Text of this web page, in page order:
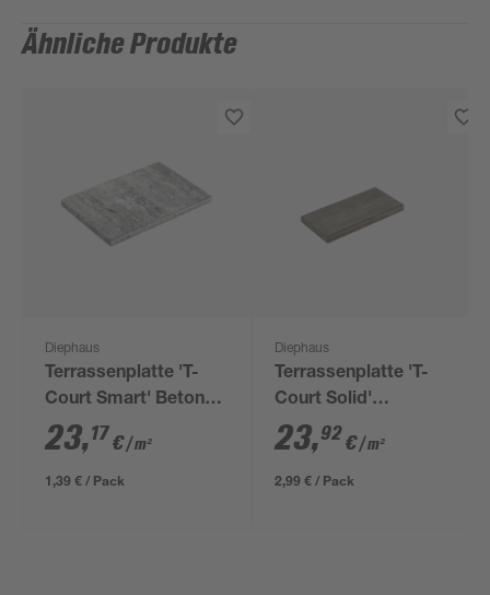
Ähnliche Produkte
Diephaus
Terrassenplatte 'T-
Court Smart' Beton
schwarz 30 x 20 x 3
cm
23,17€/ m²
1,39 € / Pack
Diephaus
Terrassenplatte 'T-
Court Solid'
graphitfarben 50 x 25
x 4 cm
23,92€/ m²
2,99 € / Pack